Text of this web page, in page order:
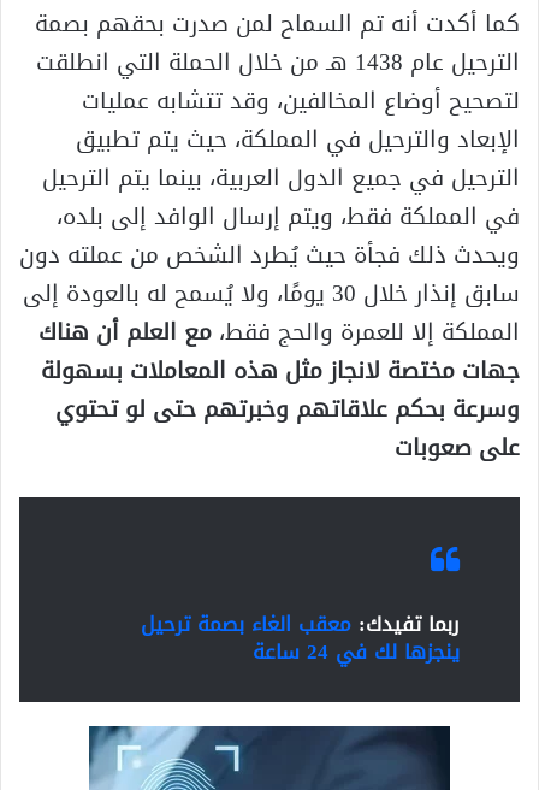
كما أكدت أنه تم السماح لمن صدرت بحقهم بصمة
الترحيل عام 1438 هـ من خلال الحملة التي انطلقت
لتصحيح أوضاع المخالفين، وقد تتشابه عمليات
الإبعاد والترحيل في المملكة، حيث يتم تطبيق
الترحيل في جميع الدول العربية، بينما يتم الترحيل
في المملكة فقط، ويتم إرسال الوافد إلى بلده،
ويحدث ذلك فجأة حيث يُطرد الشخص من عملته دون
سابق إنذار خلال 30 يومًا، ولا يُسمح له بالعودة إلى
المملكة إلا للعمرة والحج فقط،مع العلم أن هناك
جهات مختصة لانجاز مثل هذه المعاملات بسهولة
وسرعة بحكم علاقاتهم وخبرتهم حتى لو تحتوي
على صعوبات
ربما تفيدك: معقب الغاء بصمة ترحيل
ينجزها لك في 24 ساعة